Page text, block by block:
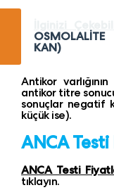
KAN)
Antikor
antikor titre
sonuçlar negatif
küçük ise).
ANCA
ANCA Testi
tıklayın.